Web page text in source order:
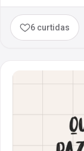
6 curtidas